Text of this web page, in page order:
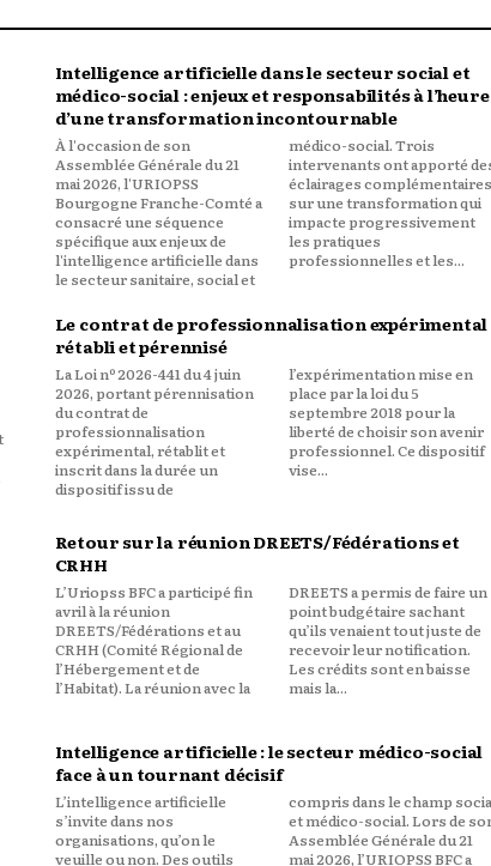
Intelligence artificielle dans le secteur social et
médico-social : enjeux et responsabilités à l’heure
d’une transformation incontournable
À l'occasion de son
Assemblée Générale du 21
mai 2026, l'URIOPSS
Bourgogne Franche-Comté a
consacré une séquence
spécifique aux enjeux de
l'intelligence artificielle dans
le secteur sanitaire, social et
médico-social. Trois
intervenants ont apporté des
éclairages complémentaires
sur une transformation qui
impacte progressivement
les pratiques
professionnelles et les...
Le contrat de professionnalisation expérimental
rétabli et pérennisé
La Loi nº 2026-441 du 4 juin
2026, portant pérennisation
du contrat de
professionnalisation
expérimental, rétablit et
inscrit dans la durée un
dispositif issu de
l’expérimentation mise en
place par la loi du 5
septembre 2018 pour la
liberté de choisir son avenir
professionnel. Ce dispositif
vise...
Retour sur la réunion DREETS/Fédérations et
CRHH
L’Uriopss BFC a participé fin
avril à la réunion
DREETS/Fédérations et au
CRHH (Comité Régional de
l’Hébergement et de
l’Habitat). La réunion avec la
DREETS a permis de faire un
point budgétaire sachant
qu’ils venaient tout juste de
recevoir leur notification.
Les crédits sont en baisse
mais la...
Intelligence artificielle : le secteur médico-social
face à un tournant décisif
L’intelligence artificielle
s’invite dans nos
organisations, qu’on le
veuille ou non. Des outils
compris dans le champ social
et médico-social. Lors de son
Assemblée Générale du 21
mai 2026, l’URIOPSS BFC a